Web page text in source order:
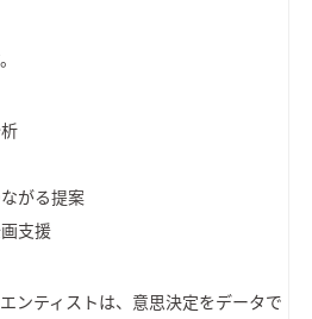
がる提案
支援
ンティストは、意思決定をデータで